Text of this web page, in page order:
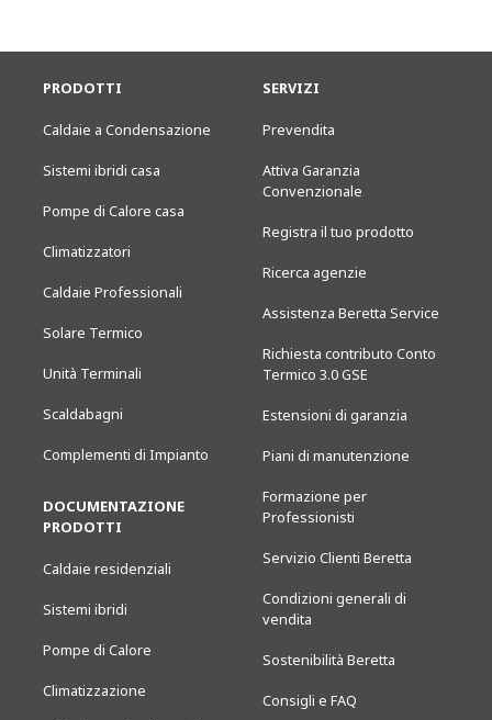
PRODOTTI
Caldaie a Condensazione
Sistemi ibridi casa
Pompe di Calore casa
Climatizzatori
Caldaie Professionali
Solare Termico
Unità Terminali
Scaldabagni
Complementi di Impianto
DOCUMENTAZIONE
PRODOTTI
Caldaie residenziali
Sistemi ibridi
Pompe di Calore
Climatizzazione
SERVIZI
Prevendita
Attiva Garanzia
Convenzionale
Registra il tuo prodotto
Ricerca agenzie
Assistenza Beretta Service
Richiesta contributo Conto
Termico 3.0 GSE
Estensioni di garanzia
Piani di manutenzione
Formazione per
Professionisti
Servizio Clienti Beretta
Condizioni generali di
vendita
Sostenibilità Beretta
Consigli e FAQ